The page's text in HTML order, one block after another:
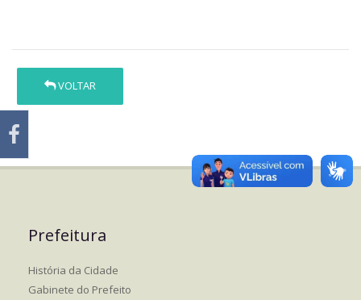
VOLTAR
Prefeitura
História da Cidade
Gabinete do Prefeito